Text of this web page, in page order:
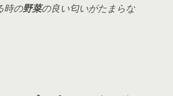
時の野菜の良い匂いがたまらな